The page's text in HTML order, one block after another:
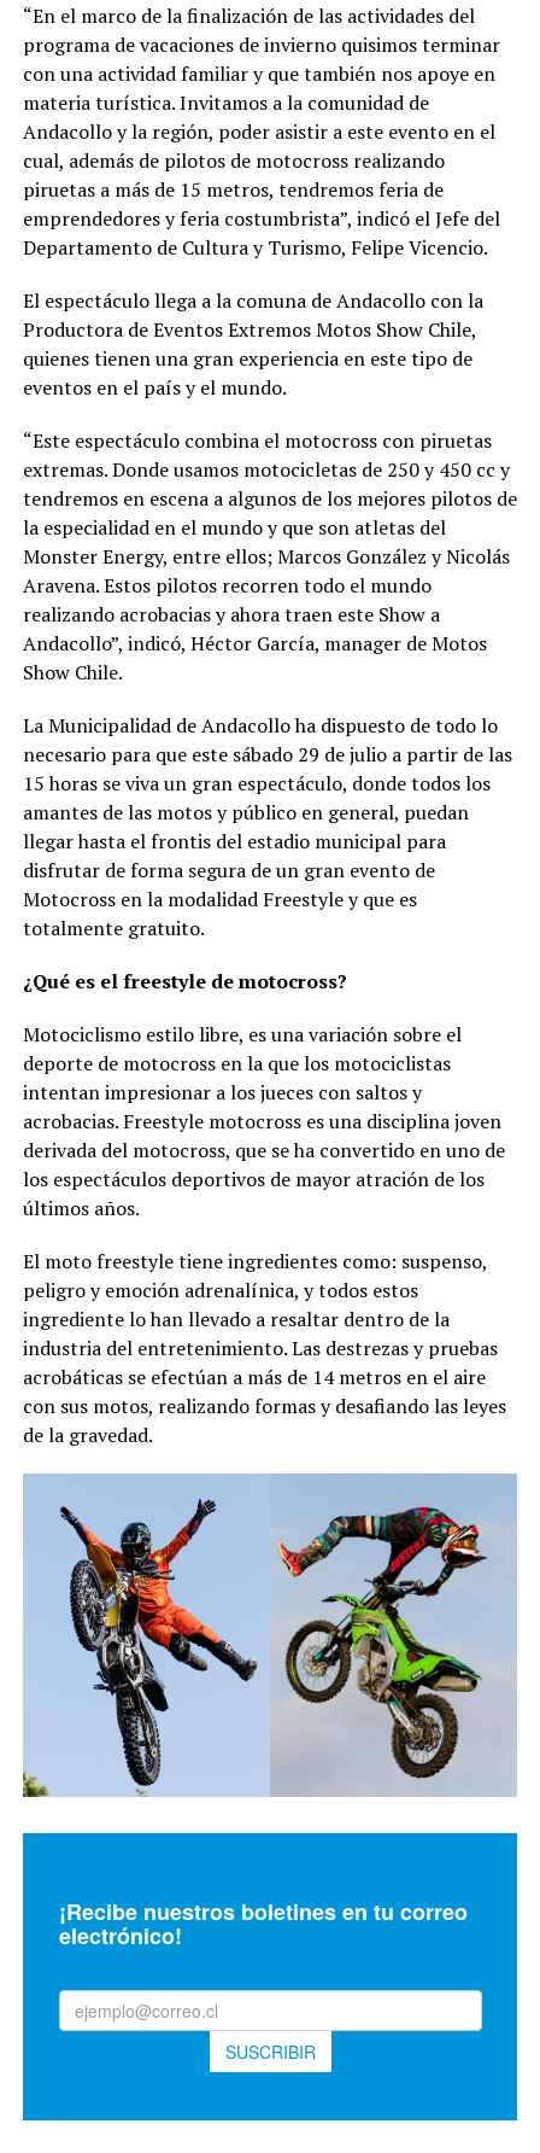
“En el marco de la finalización de las actividades del
programa de vacaciones de invierno quisimos terminar
con una actividad familiar y que también nos apoye en
materia turística. Invitamos a la comunidad de
Andacollo y la región, poder asistir a este evento en el
cual, además de pilotos de motocross realizando
piruetas a más de 15 metros, tendremos feria de
emprendedores y feria costumbrista”, indicó el Jefe del
Departamento de Cultura y Turismo, Felipe Vicencio.
El espectáculo llega a la comuna de Andacollo con la
Productora de Eventos Extremos Motos Show Chile,
quienes tienen una gran experiencia en este tipo de
eventos en el país y el mundo.
“Este espectáculo combina el motocross con piruetas
extremas. Donde usamos motocicletas de 250 y 450 cc y
tendremos en escena a algunos de los mejores pilotos de
la especialidad en el mundo y que son atletas del
Monster Energy, entre ellos; Marcos González y Nicolás
Aravena. Estos pilotos recorren todo el mundo
realizando acrobacias y ahora traen este Show a
Andacollo”, indicó, Héctor García, manager de Motos
Show Chile.
La Municipalidad de Andacollo ha dispuesto de todo lo
necesario para que este sábado 29 de julio a partir de las
15 horas se viva un gran espectáculo, donde todos los
amantes de las motos y público en general, puedan
llegar hasta el frontis del estadio municipal para
disfrutar de forma segura de un gran evento de
Motocross en la modalidad Freestyle y que es
totalmente gratuito.
¿Qué es el freestyle de motocross?
Motociclismo estilo libre, es una variación sobre el
deporte de motocross en la que los motociclistas
intentan impresionar a los jueces con saltos y
acrobacias. Freestyle motocross es una disciplina joven
derivada del motocross, que se ha convertido en uno de
los espectáculos deportivos de mayor atración de los
últimos años.
El moto freestyle tiene ingredientes como: suspenso,
peligro y emoción adrenalínica, y todos estos
ingrediente lo han llevado a resaltar dentro de la
industria del entretenimiento. Las destrezas y pruebas
acrobáticas se efectúan a más de 14 metros en el aire
con sus motos, realizando formas y desafiando las leyes
de la gravedad.